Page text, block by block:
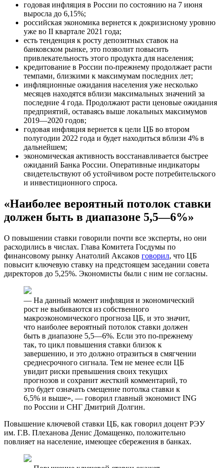
годовая инфляция в России по состоянию на 7 июня
выросла до 6,15%;
российская экономика вернется к докризисному уровню
уже во II квартале 2021 года;
есть тенденция к росту депозитных ставок на
банковском рынке, это позволит повысить
привлекательность этого продукта для населения;
кредитование в России по-прежнему продолжает расти
темпами, близкими к максимумам последних лет;
инфляционные ожидания населения уже несколько
месяцев находятся вблизи максимальных значений за
последние 4 года. Продолжают расти ценовые ожидания
предприятий, оставаясь выше локальных максимумов
2019—2020 годов;
годовая инфляция вернется к цели ЦБ во втором
полугодии 2022 года и будет находиться вблизи 4% в
дальнейшем;
экономическая активность восстанавливается быстрее
ожиданий Банка России. Оперативные индикаторы
свидетельствуют об устойчивом росте потребительского
и инвестиционного спроса.
«Наиболее вероятный потолок ставки
должен быть в диапазоне 5,5—6%»
О повышении ставки говорили почти все эксперты, но они
расходились в числах. Глава Комитета Госдумы по
финансовому рынку Анатолий Аксаков говорил, что ЦБ
повысит ключевую ставку на предстоящем заседании совета
директоров до 5,25%. Экономисты были с ним не согласны.
— На данный момент инфляция и экономический
рост не выбиваются из собственного
макроэкономического прогноза ЦБ, и это значит,
что наиболее вероятный потолок ставки должен
быть в диапазоне 5,5—6%. Если это по-прежнему
так, то цикл повышения ставки близок к
завершению, и это должно отразиться в смягчении
среднесрочного сигнала. Тем не менее если ЦБ
увидит риски превышения своих текущих
прогнозов и сохранит жесткий комментарий, то
это будет означать смещение потолка ставки к
6,5% и выше», — говорил главный экономист ING
по России и СНГ Дмитрий Долгин.
Повышение ключевой ставки ЦБ, как говорил доцент РЭУ
им. Г.В. Плеханова Денис Домащенко, положительно
повлияет на население, имеющее сбережения в банках.